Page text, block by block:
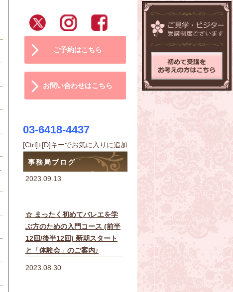
ご予約はこちら
お問い合わせはこちら
03-6418-4437
[Ctrl]+[D]キーでお気に入りに追加
事務局ブログ
2023.09.13
☆ まったく初めてバレエを学
ぶ方のための入門コース (前半
12回/後半12回) 新期スタート
と「体験会」のご案内♪
2023.08.30